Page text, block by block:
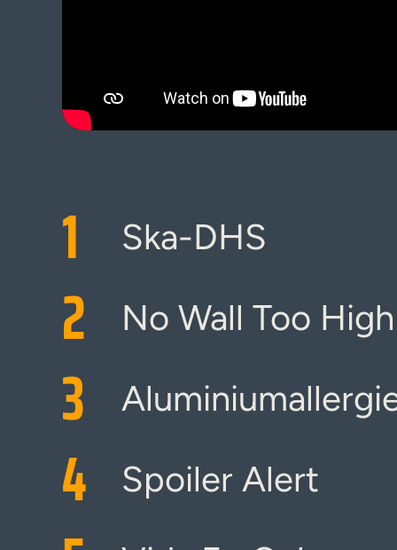
1 Ska-DHS
2 No Wall Too High
3
4 Spoiler Alert